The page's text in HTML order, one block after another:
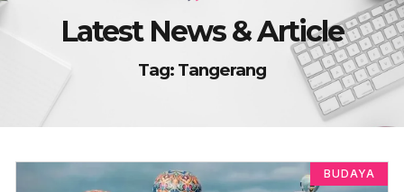
Latest News & Article
Tag: Tangerang
BUDAYA